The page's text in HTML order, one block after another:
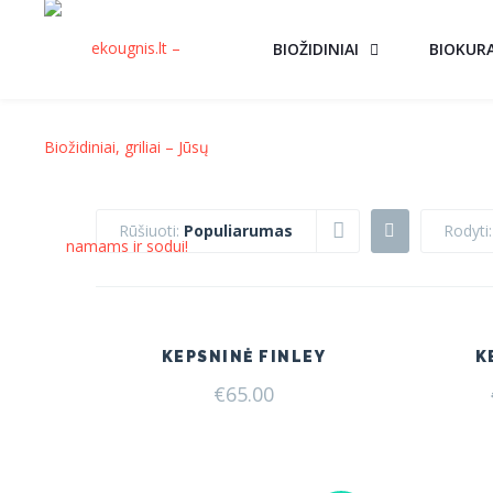
BIOŽIDINIAI
Rūšiuoti: Populiarumas Rodyti:
KEPSNINĖ FINLEY
€65.00